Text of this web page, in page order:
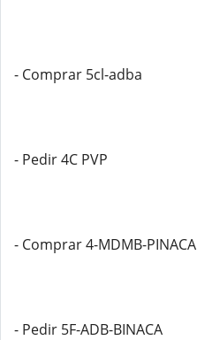
- Comprar 5cl-adba
- Pedir 4C PVP
- Comprar 4-MDMB-PINACA
- Pedir 5F-ADB-BINACA